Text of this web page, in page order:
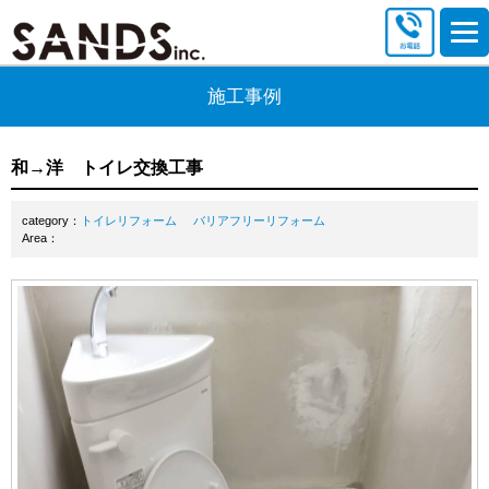
施工事例
和→洋 トイレ交換工事
category： トイレリフォーム
バリアフリーリフォーム
Area：